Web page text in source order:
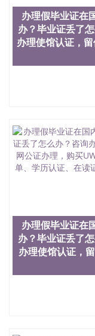
证551190476哪
学生在哪里可以
加拿大毕业证
绩单可以吗
551190476哪里
假毕业证能查出
551190476 如
假大学毕业证
QQ微信
551190476国外
文凭回国认证QQ
信551190476法
外烫金照片QQ
吗QQ微信
551190476国外
551190476国外
国外文凭可找工
证QQ微信
551190476国外
文凭要交定金吗
QQ微信
551190476学士
办理假毕业证在
办？毕业证丢了
办理使馆认证，
办理假毕业证在
办？毕业证丢了
办理使馆认证，